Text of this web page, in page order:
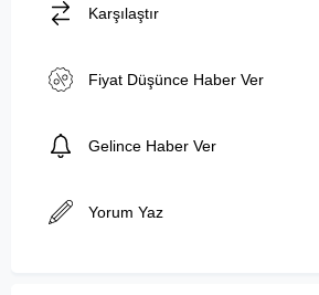
Karşılaştır
Fiyat Düşünce Haber Ver
Gelince Haber Ver
Yorum Yaz